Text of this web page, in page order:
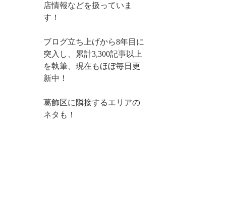
店情報などを扱っていま
す！
ブログ立ち上げから8年目に
突入し、累計3,300記事以上
を執筆、現在もほぼ毎日更
新中！
葛飾区に隣接するエリアの
ネタも！